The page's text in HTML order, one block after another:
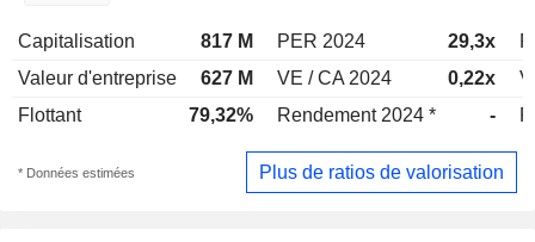
Capitalisation 817 M PER 2024 29,3x
Valeur d'entreprise
627 M VE / CA 2024 0,22x
Flottant
79,32% Rendement 2024 * -
* Données estimées Plus de ratios de valorisation